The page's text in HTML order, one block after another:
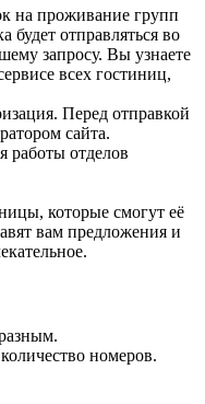
на проживание групп
будет отправляться во
запросу. Вы узнаете
всех гостиниц,
Перед отправкой
сайта.
работы отделов
которые смогут её
вам предложения и
номеров.